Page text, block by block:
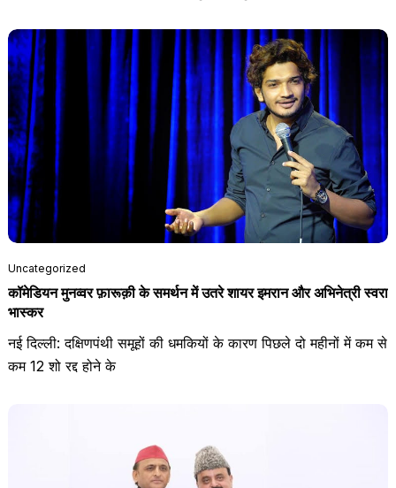
Uncategorized
कॉमेडियन मुनव्वर फ़ारूक़ी के समर्थन में उतरे शायर इमरान और अभिनेत्री स्वरा
भास्कर
नई दिल्ली: दक्षिणपंथी समूहों की धमकियों के कारण पिछले दो महीनों में कम से
कम 12 शो रद्द होने के